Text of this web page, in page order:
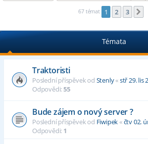
67 témat 1 2 3
Témata
Traktoristi
Poslední příspěvek od Stenly«stř 29. lis
Odpovědi:55
Bude zájem o nový server ?
Poslední příspěvek od Fiwipek«čtv 02.
Odpovědi: 1